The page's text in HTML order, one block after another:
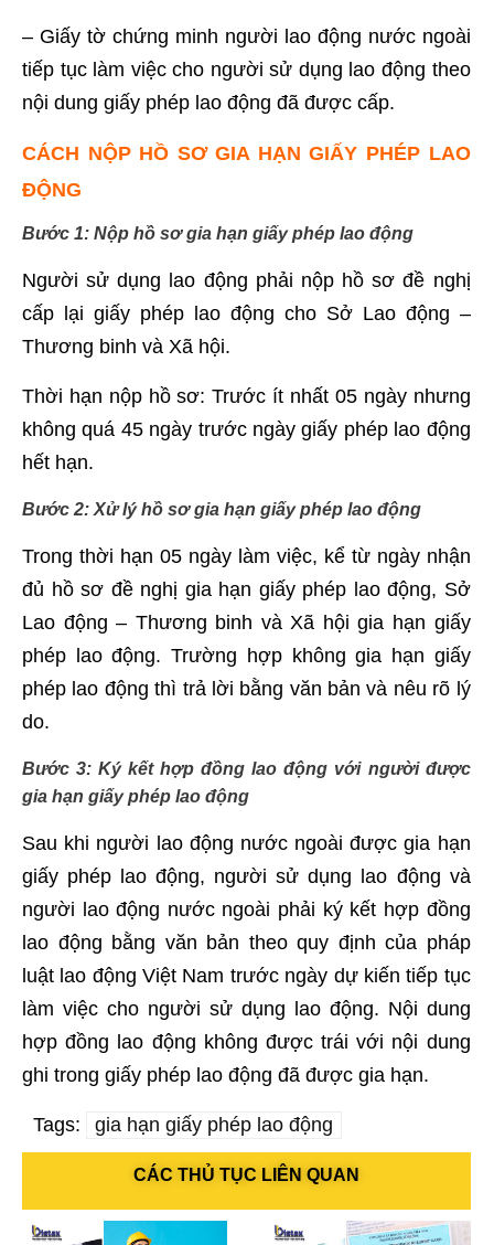
– Giấy tờ chứng minh người lao động nước ngoài
tiếp tục làm việc cho người sử dụng lao động theo
nội dung giấy phép lao động đã được cấp.
CÁCH NỘP HỒ SƠ GIA HẠN GIẤY PHÉP LAO
ĐỘNG
Bước 1: Nộp hồ sơ gia hạn giấy phép lao động
Người sử dụng lao động phải nộp hồ sơ đề nghị
cấp lại giấy phép lao động cho Sở Lao động –
Thương binh và Xã hội.
Thời hạn nộp hồ sơ: Trước ít nhất 05 ngày nhưng
không quá 45 ngày trước ngày giấy phép lao động
hết hạn.
Bước 2: Xử lý hồ sơ gia hạn giấy phép lao động
Trong thời hạn 05 ngày làm việc, kể từ ngày nhận
đủ hồ sơ đề nghị gia hạn giấy phép lao động, Sở
Lao động – Thương binh và Xã hội gia hạn giấy
phép lao động. Trường hợp không gia hạn giấy
phép lao động thì trả lời bằng văn bản và nêu rõ lý
do.
Bước 3: Ký kết hợp đồng lao động với người được
gia hạn giấy phép lao động
Sau khi người lao động nước ngoài được gia hạn
giấy phép lao động, người sử dụng lao động và
người lao động nước ngoài phải ký kết hợp đồng
lao động bằng văn bản theo quy định của pháp
luật lao động Việt Nam trước ngày dự kiến tiếp tục
làm việc cho người sử dụng lao động. Nội dung
hợp đồng lao động không được trái với nội dung
ghi trong giấy phép lao động đã được gia hạn.
Tags: gia hạn giấy phép lao động
CÁC THỦ TỤC LIÊN QUAN